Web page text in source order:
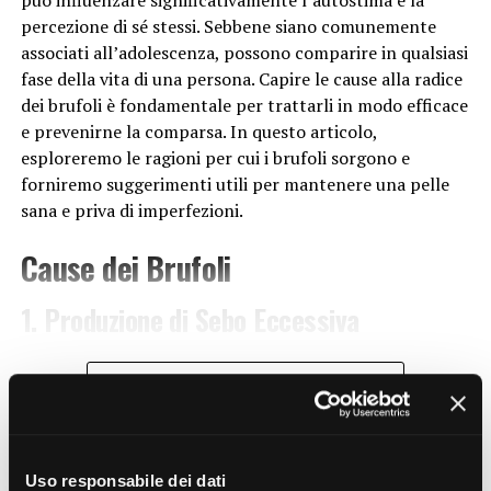
Uso responsabile dei dati
minerali e i combustibili fossili, aggrava
ulteriormente la crisi ambientale. Questo comporta
uno squilibrio nei cicli naturali e una riduzione delle
risorse disponibili per le generazioni future.
Urbanizzazione non sostenibile: L’espansione
delle aree urbane senza un adeguato piano di
sviluppo sostenibile contribuisce alla distruzione
degli habitat naturali e alla perdita di biodiversità.
della natura di assorbire le emissioni di carbonio e
aumenta il rischio di eventi climatici estremi.
Gli effetti della ecoansia si riflettono su scala globale e
sul nostro pianeta.
Perdita di biodiversità
percezione di sé stessi. Sebbene siano comunemente
associati all’adolescenza, possono comparire in qualsiasi
fase della vita di una persona. Capire le cause alla radice
dei brufoli è fondamentale per trattarli in modo efficace
e prevenirne la comparsa. In questo articolo,
esploreremo le ragioni per cui i brufoli sorgono e
forniremo suggerimenti utili per mantenere una pelle
sana e priva di imperfezioni.
Cause dei Brufoli
La produzione eccessiva di sebo è una delle principali
cause dei brufoli. Le ghiandole sebacee presenti nella
pelle producono un olio chiamato sebo, che mantiene la
CONTINUE READING
SALUTE&BENESSERE